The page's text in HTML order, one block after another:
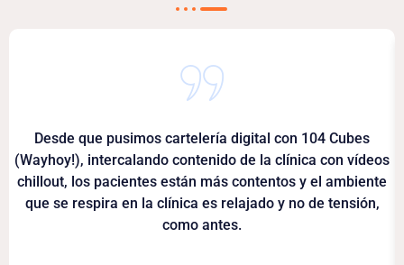
Desde que pusimos cartelería digital con 104 Cubes
(Wayhoy!), intercalando contenido de la clínica con vídeos
chillout, los pacientes están más contentos y el ambiente
que se respira en la clínica es relajado y no de tensión,
como antes.